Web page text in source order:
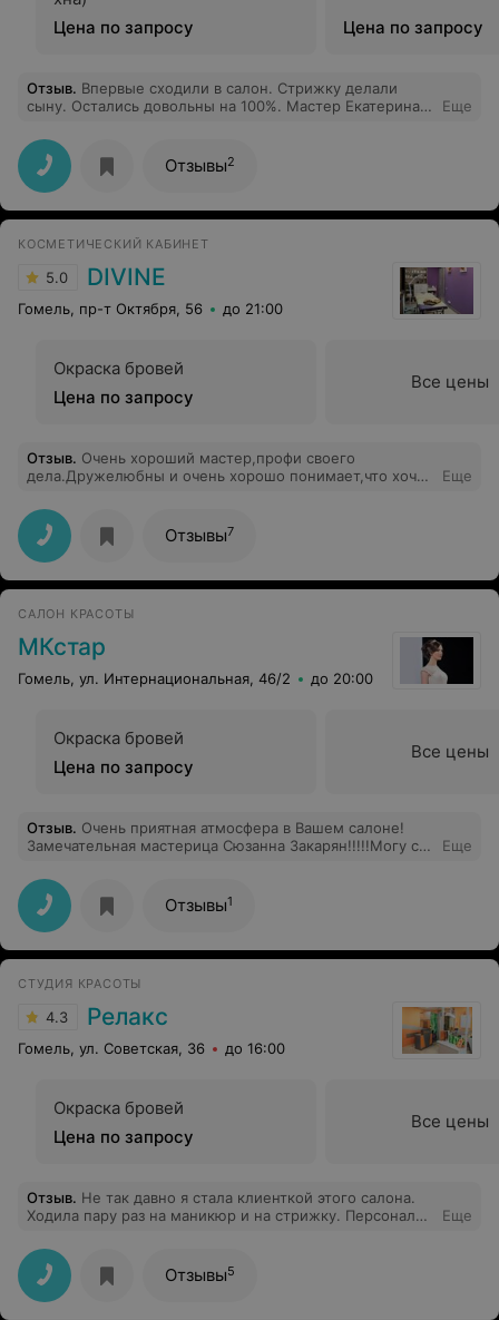
Цена по запросу
Цена по запросу
Отзыв. Впервые сходили в салон. Стрижку делали
сыну. Остались довольны на 100%. Мастер Екатерина
Рекомендую.
Еще
Отзывы2
КОСМЕТИЧЕСКИЙ КАБИНЕТ
5.0 DIVINE
Гомель, пр-т Октября, 56 до 21:00
Окраска бровей
Цена по запросу
Все цены
Отзыв. Очень хороший мастер,профи своего
дела.Дружелюбны и очень хорошо понимает,что хочет
Еще
Отзывы7
САЛОН КРАСОТЫ
МКстар
Гомель, ул. Интернациональная, 46/2 до 20:00
Окраска бровей
Цена по запросу
Все цены
Отзыв. Очень приятная атмосфера в Вашем салоне!
Замечательная мастерица Сюзанна Закарян!!!!!Могу с
Гомеле нашла того человека,который без лишних слов
понимает, как выполнить стрижку,чтобы клиент
остался доволен!
Еще
Отзывы1
СТУДИЯ КРАСОТЫ
4.3 Релакс
Гомель, ул. Советская, 36 до 16:00
Окраска бровей
Цена по запросу
Все цены
Отзыв. Не так давно я стала клиенткой этого салона.
Ходила пару раз на маникюр и на стрижку. Персонал
и старательно выполняют свою работу, настоящие
профессионалы своего дела. Видно, что дорог каждый
клиент, всегда улыбчивые и вежливые. Однозначно
буду всем рекомендовать.
Еще
Отзывы5